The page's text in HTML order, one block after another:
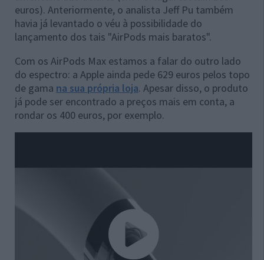
euros). Anteriormente, o analista Jeff Pu também
havia já levantado o véu à possibilidade do
lançamento dos tais "AirPods mais baratos".
Com os AirPods Max estamos a falar do outro lado
do espectro: a Apple ainda pede 629 euros pelos topo
de gama na sua própria loja. Apesar disso, o produto
já pode ser encontrado a preços mais em conta, a
rondar os 400 euros, por exemplo.